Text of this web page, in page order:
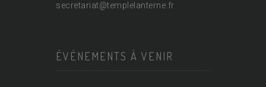
secretariat@templelanterne.fr
ÉVÉNEMENTS À VENIR